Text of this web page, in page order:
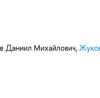
Даниил Михайлович,